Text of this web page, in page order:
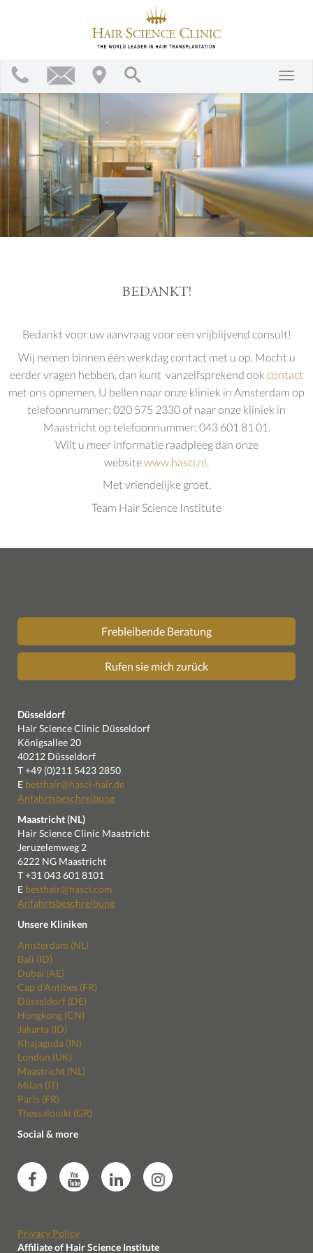
BEDANKT!
Bedankt voor uw aanvraag voor een vrijblijvend consult!
Wij nemen binnen één werkdag contact met u op. Mocht u
eerder vragen hebben, dan kunt vanzelfsprekend ook contact
met ons opnemen. U bellen naar onze kliniek in Amsterdam op
telefoonnummer: 020 575 2330 of naar onze kliniek in
Maastricht op telefoonnummer: 043 601 81 01.
Wilt u meer informatie raadpleeg dan onze
websitewww.hasci.nl
Met vriendelijke groet,
Team Hair Science Institute
Frebleibende Beratung
Rufen sie mich zurück
Düsseldorf
Hair Science Clinic Düsseldorf
Königsallee 20
40212 Düsseldorf
T +49 (0)211 5423 2850
E besthair@hasci-hair.de
Anfahrtsbeschreibung
Maastricht (NL)
Hair Science Clinic Maastricht
Jeruzelemweg 2
6222 NG Maastricht
T +31 043 601 8101
E besthair@hasci.com
Anfahrtsbeschreibung
Unsere Kliniken
Amsterdam (NL)
Bali (ID)
Dubai (AE)
Cap d’Antibes (FR)
Düsseldorf (DE)
Hongkong (CN)
Jakarta (ID)
Khajaguda (IN)
London (UK)
Maastricht (NL)
Milan (IT)
Paris (FR)
Thessaloniki (GR)
Social & more
Privacy Policy
Affiliate of Hair Science Institute